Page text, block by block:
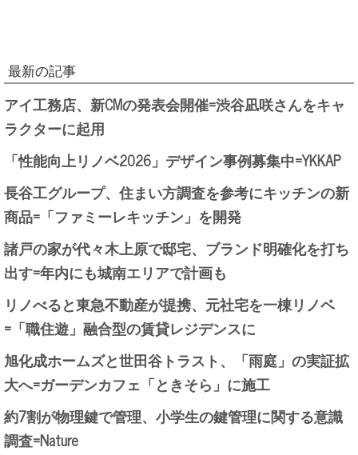
最新の記事
アイ工務店、新CMの発表会開催=渋谷凪咲さんをキャ
ラクターに起用
「性能向上リノベ2026」デザイン事例募集中=YKKAP
長谷工グループ、住まい方調査を参考にキッチンの新
商品=「ファミーレキッチン」を開発
諸戸の家が代々木上原で邸宅、ブランド明確化を打ち
出す=年内にも城南エリアで計画も
リノべると東急不動産が提携、元社宅を一棟リノベ
=「職住遊」融合型の賃貸レジデンスに
旭化成ホームズと世田谷トラスト、「雨庭」の実証拡
大へ=ガーデンカフェ「ときそら」に施工
約7割が物理鍵で管理、小学生の鍵管理に関する意識
調査=Nature